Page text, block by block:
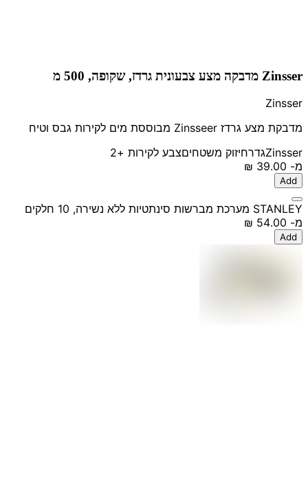
Zinsser מדבקה מצע צבעונית גרדז, שקופה, 500 מ
Zinsser
מדבקת מצע גרדז Zinsseer מבוססת מים לקירות גבס וטיח
Zinsserגדרחיזוק משטחיםצבע לקירות +2
מ-
Add
STANLEY מערכת מברשות סינתטיות ללא נשירה, 10 חלקים
מ-
Add